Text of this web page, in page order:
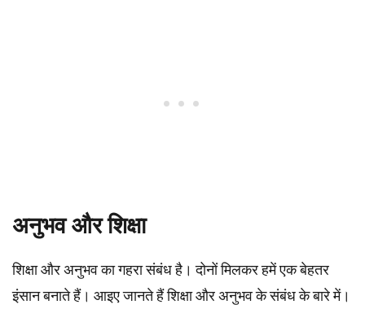
अनुभव और शिक्षा
शिक्षा और अनुभव का गहरा संबंध है। दोनों मिलकर हमें एक बेहतर
इंसान बनाते हैं। आइए जानते हैं शिक्षा और अनुभव के संबंध के बारे में।